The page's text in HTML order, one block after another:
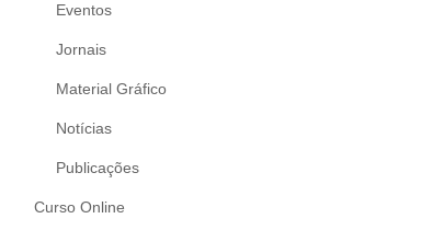
Eventos
Jornais
Material Gráfico
Notícias
Publicações
Curso Online